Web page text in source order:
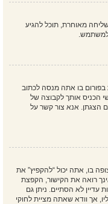
מאוחרת, תוכל להגיע
למשתמש.
בו אתה מנסה לכתוב
הכניס אותך לקבוצה של
הצגתן. אנא צור קשר על
בו, אתה יכול “להקפיץ” את
רואה את הקישור, הקפצת
עדיין לא הסתיים. ניתן גם
אך וודא שאתה מציית לחוקי